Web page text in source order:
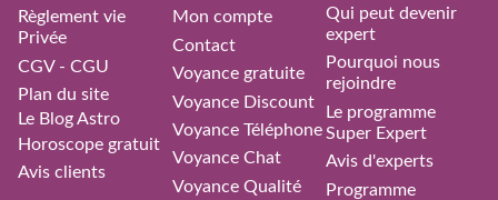
Règlement vie
Privée
CGV - CGU
Plan du site
Le Blog Astro
Horoscope gratuit
Avis clients
Mon compte
Contact
Voyance gratuite
Voyance Discount
Voyance Téléphone
Voyance Chat
Voyance Qualité
Qui peut devenir
expert
Pourquoi nous
rejoindre
Le programme
Super Expert
Avis d'experts
Programme